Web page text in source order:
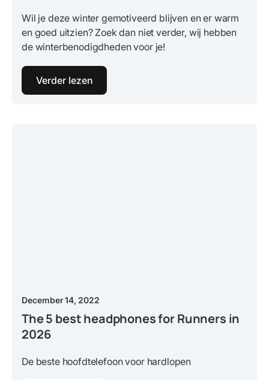
Wil je deze winter gemotiveerd blijven en er warm
en goed uitzien? Zoek dan niet verder, wij hebben
de winterbenodigdheden voor je!
Verder lezen
December 14, 2022
The 5 best headphones for Runners in
2026
De beste hoofdtelefoon voor hardlopen